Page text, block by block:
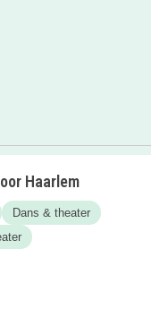
Haarlem
Dans & theater